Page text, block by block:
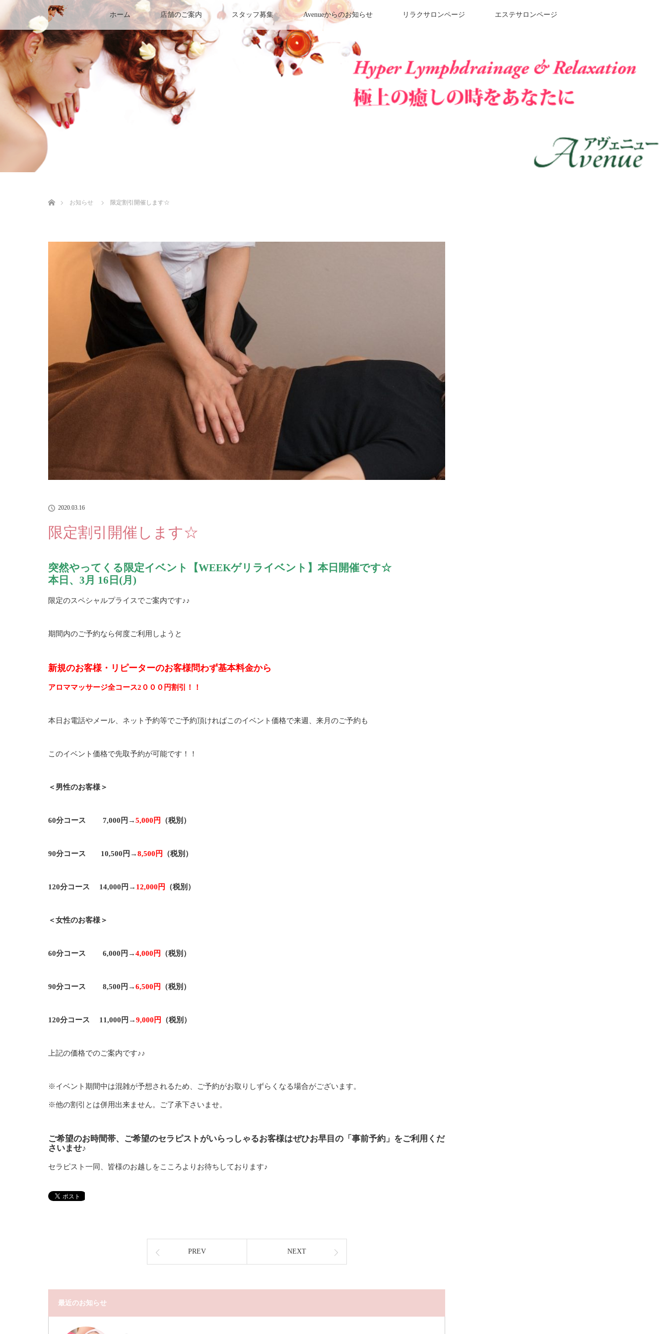
ホーム 店舗のご案内 スタッフ募集 Avenueからのお知らせ リラクサロンページ エステサロンページ
お知らせ
限定割引開催します☆
2020.03.16
限定割引開催します☆
突然やってくる限定イベント【WEEKゲリライベント】本日開催です☆
本日、3月 16日(月)
限定のスペシャルプライスでご案内です♪♪
期間内のご予約なら何度ご利用しようと
新規のお客様・リピーターのお客様問わず基本料金から
アロママッサージ全コース2０００円割引！！
本日お電話やメール、ネット予約等でご予約頂ければこのイベント価格で来週、来月のご予約も
このイベント価格で先取予約が可能です！！
＜男性のお客様＞
60分コース 7,000円→5,000円 （税別）
90分コース 10,500円→8,500円 （税別）
120分コース 14,000円→ 12,000円 （税別）
＜女性のお客様＞
60分コース 6,000円→4,000円 （税別）
90分コース 8,500円→6,500円 （税別）
120分コース 11,000円→9,000円 （税別）
上記の価格でのご案内です♪♪
※イベント期間中は混雑が予想されるため、ご予約がお取りしずらくなる場合がございます。
※他の割引とは併用出来ません。ご了承下さいませ。
ご希望のお時間帯、ご希望のセラピストがいらっしゃるお客様はぜひお早目の「事前予約」をご利用くだ
さいませ♪
セラピスト一同、皆様のお越しをこころよりお待ちしております♪
PREV NEXT
最近のお知らせ